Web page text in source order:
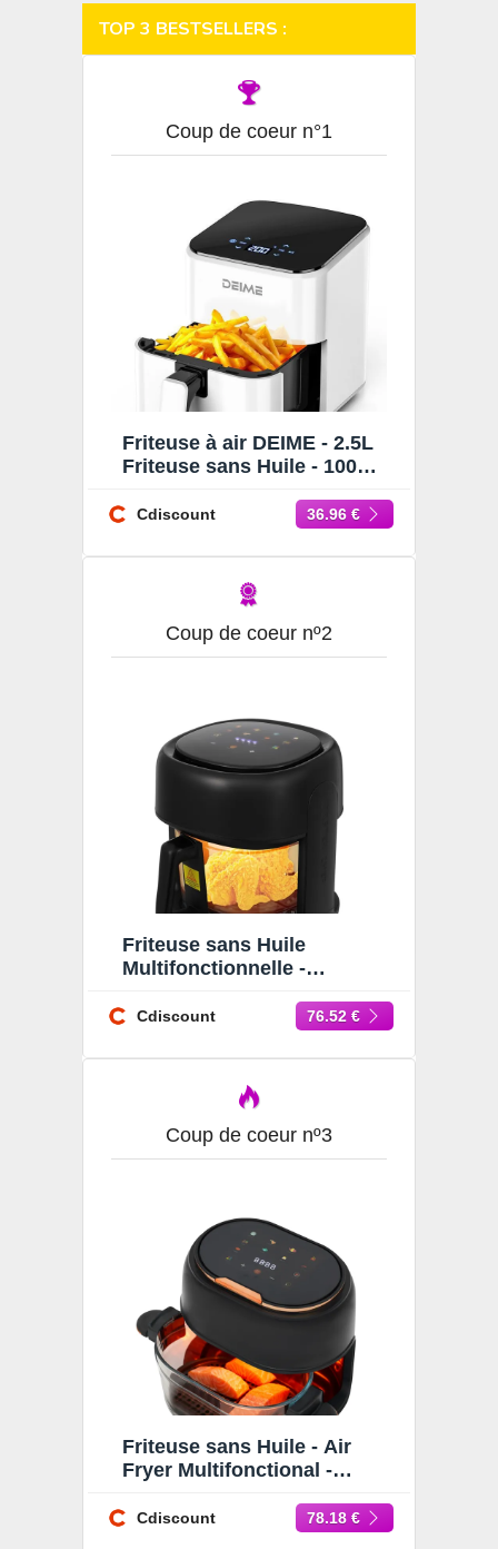
TOP 3 BESTSELLERS :
Coup de coeur n°1
Friteuse à air DEIME - 2.5L
Friteuse sans Huile - 1000W
Temps Réglable
Cdiscount 36.96 €
Coup de coeur nº2
Friteuse sans Huile
Multifonctionnelle -
Friteuse sans Huile 80-190
Cdiscount 76.52 €
Coup de coeur nº3
Friteuse sans Huile - Air
Fryer Multifonctional -
1350W Noir - 60-190 ℃
Cdiscount 78.18 €